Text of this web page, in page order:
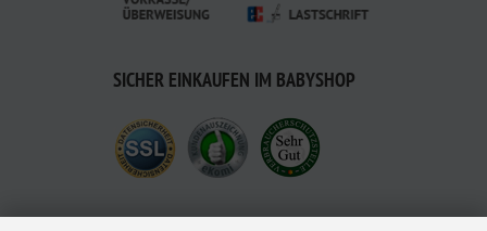
SICHER EINKAUFEN IM BABYSHOP